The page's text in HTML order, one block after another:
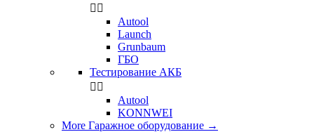
 
Autool
Launch
Grunbaum
ГБО
Тестирование АКБ
 
Autool
KONNWEI
More Гаражное оборудование →